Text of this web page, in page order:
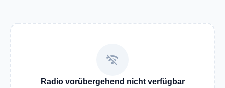
wifi_off
Radio vorübergehend nicht verfügbar